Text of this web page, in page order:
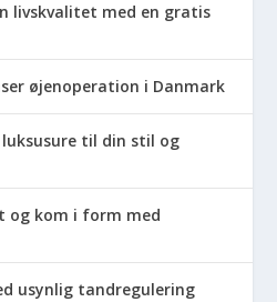
livskvalitet med en gratis
øjenoperation i Danmark
til din stil og
og kom i form med
usynlig tandregulering